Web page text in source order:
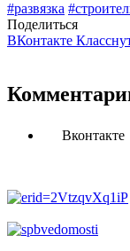
#развязка
Поделиться
ВКонтакте
Вконтакте